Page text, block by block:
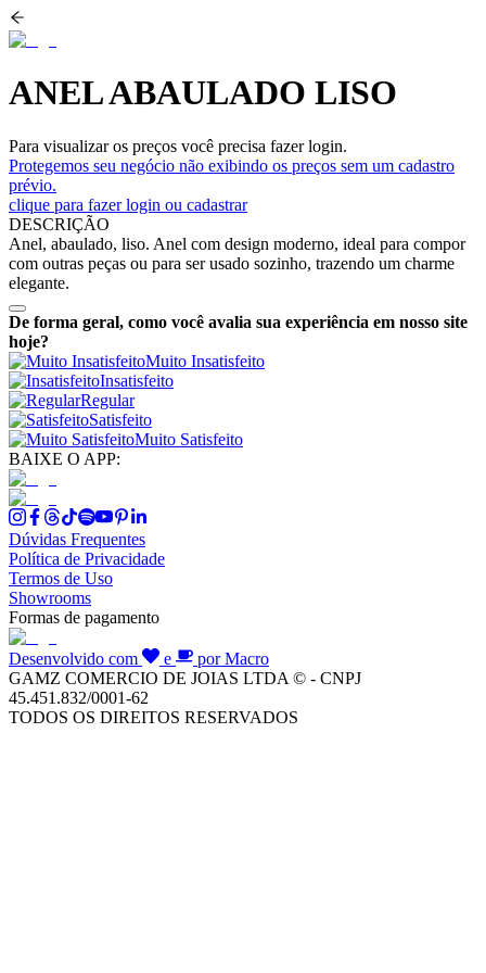
ANEL ABAULADO LISO
Para visualizar os preços você precisa fazer login.
Protegemos seu negócio não exibindo os preços sem um cadastro
prévio.
clique para fazer login ou cadastrar
DESCRIÇÃO
Anel, abaulado, liso. Anel com design moderno, ideal para compor
com outras peças ou para ser usado sozinho, trazendo um charme
elegante.
De forma geral, como você avalia sua experiência em nosso site
hoje?
Muito Insatisfeito
Insatisfeito
Regular
Satisfeito
Muito Satisfeito
BAIXE O APP:
Dúvidas Frequentes
Política de Privacidade
Termos de Uso
Showrooms
Formas de pagamento
Desenvolvido com e
por Macro
GAMZ COMERCIO DE JOIAS LTDA © - CNPJ
45.451.832/0001-62
TODOS OS DIREITOS RESERVADOS